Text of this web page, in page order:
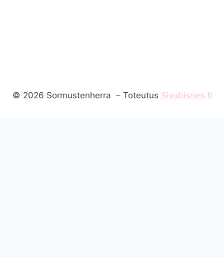
© 2026 Sormustenherra – Toteutus Sivubisnes.fi